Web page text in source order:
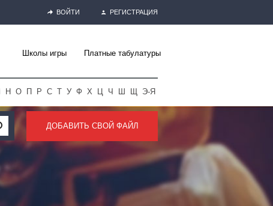
ВОЙТИ РЕГИСТРАЦИЯ
Школы игры Платные табулатуры
Н О П Р С Т У Ф Х Ц Ч Ш Щ Э-Я
ДОБАВИТЬ СВОЙ ФАЙЛ